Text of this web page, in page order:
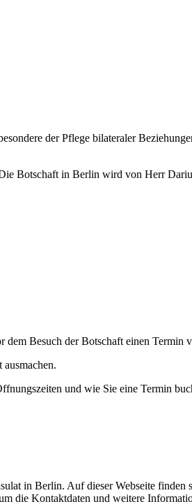
der Pflege bilateraler
Botschaft in Berlin wird von Herr
Besuch der Botschaft einen Termin
und wie Sie eine Termin
in Berlin. Auf dieser Webseite
die Kontaktdaten und weitere